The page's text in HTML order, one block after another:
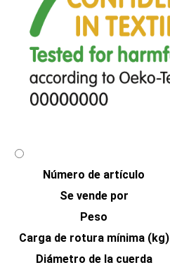
Número de artículo
Se vende por
Peso
Carga de rotura mínima (kg)
Diámetro de la cuerda